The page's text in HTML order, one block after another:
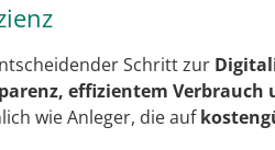
Schritt zur
effizientem Verbrauch
wie Anleger, die auf